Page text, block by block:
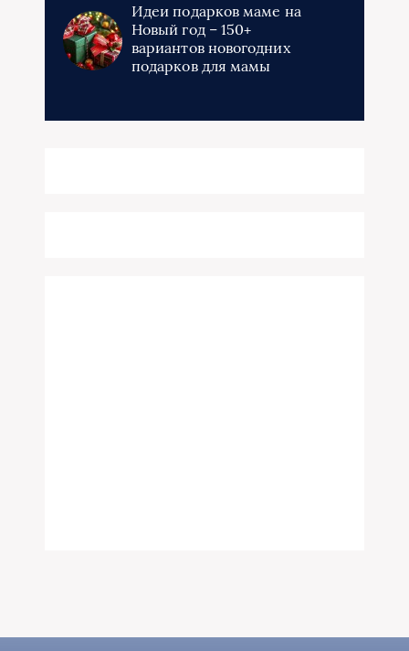
Идеи подарков маме на
Новый год – 150+
вариантов новогодних
подарков для мамы